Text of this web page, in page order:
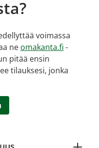
voimassa
ne omakanta.fi -
pitää ensin
tilauksesi, jonka